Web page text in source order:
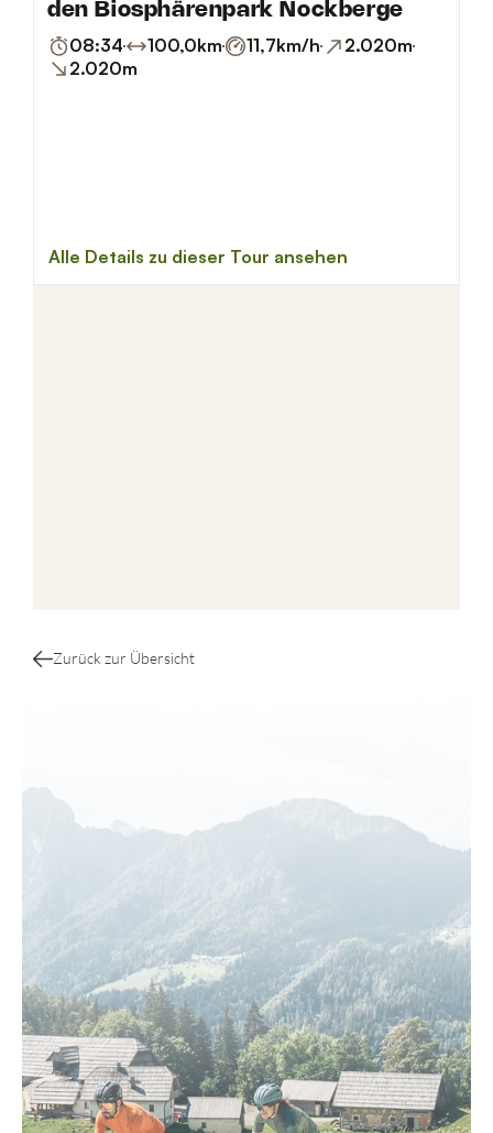
Zurück zur Übersicht